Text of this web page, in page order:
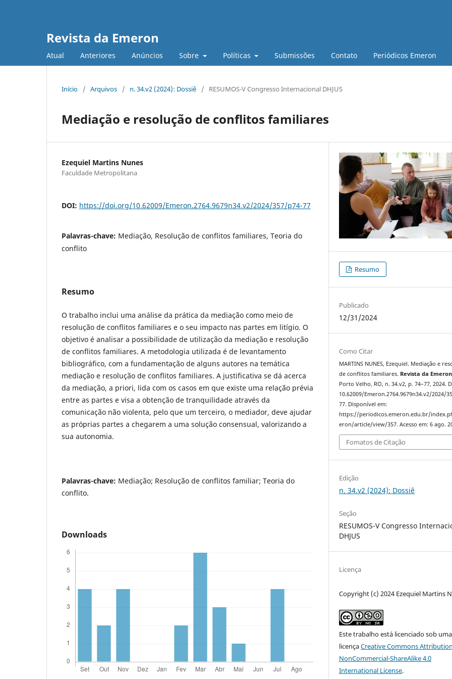
Revista da Emeron
Atual Anteriores Anúncios Sobre Políticas Submissões Contato Periódicos Emeron
Início / Arquivos / n. 34.v2 (2024): Dossiê / RESUMOS-V Congresso Internacional DHJUS
Mediação e resolução de conflitos familiares
Ezequiel Martins Nunes
Faculdade Metropolitana
DOI: https://doi.org/10.62009/Emeron.2764.9679n34.v2/2024/357/p74-77
Palavras-chave: Mediação, Resolução de conflitos familiares, Teoria do
conflito
Resumo
O trabalho inclui uma análise da prática da mediação como meio de
resolução de conflitos familiares e o seu impacto nas partes em litígio. O
objetivo é analisar a possibilidade de utilização da mediação e resolução
de conflitos familiares. A metodologia utilizada é de levantamento
bibliográfico, com a fundamentação de alguns autores na temática
mediação e resolução de conflitos familiares. A justificativa se dá acerca
da mediação, a priori, lida com os casos em que existe uma relação prévia
entre as partes e visa a obtenção de tranquilidade através da
comunicação não violenta, pelo que um terceiro, o mediador, deve ajudar
as próprias partes a chegarem a uma solução consensual, valorizando a
sua autonomia.
Palavras-chave: Mediação; Resolução de conflitos familiar; Teoria do
conflito.
Downloads
Resumo
Publicado
12/31/2024
Como Citar
MARTINS NUNES, Ezequiel. Mediação e
de conflitos familiares. Revista da Emeron
Porto Velho, RO, n. 34.v2, p. 74–77, 2024.
10.62009/Emeron.2764.9679n34.v2/2024/
77. Disponível em:
https://periodicos.emeron.edu.br/
eron/article/view/357. Acesso em: 6 ago.
Fomatos de Citação
Edição
n. 34.v2 (2024): Dossiê
Seção
RESUMOS-V Congresso
DHJUS
Licença
Copyright (c) 2024 Ezequiel Martins
Este trabalho está licenciado sob uma
licençaCreative Commons
NonCommercial-ShareAlike 4.0
International License.